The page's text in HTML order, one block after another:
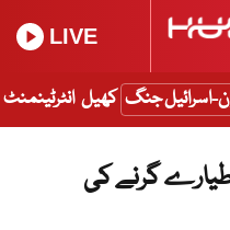
LIVE
اسرائیل جنگ کھیل انٹرٹینمنٹ
گرنے کی